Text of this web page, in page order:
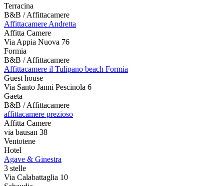
Terracina
B&B / Affittacamere
Affittacamere Andretta
Affitta Camere
Via Appia Nuova 76
Formia
B&B / Affittacamere
Affittacamere il Tulipano beach Formia
Guest house
Via Santo Janni Pescinola 6
Gaeta
B&B / Affittacamere
affittacamere prezioso
Affitta Camere
via bausan 38
Ventotene
Hotel
Agave & Ginestra
3 stelle
Via Calabattaglia 10